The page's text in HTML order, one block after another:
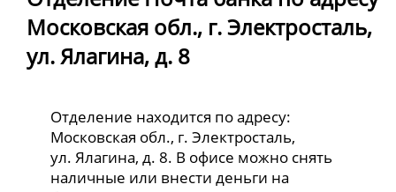
Московская обл., г. Электросталь,
ул. Ялагина, д. 8
Отделение находится по адресу:
Московская обл., г. Электросталь,
ул. Ялагина, д. 8. В офисе можно снять
наличные или внести деньги на